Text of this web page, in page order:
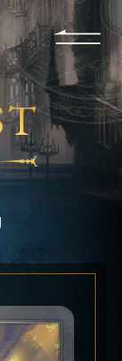
APPLICATION